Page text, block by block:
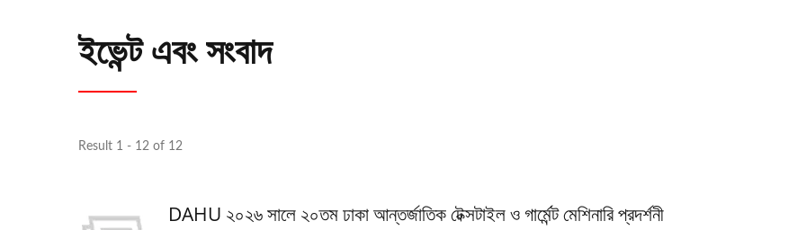
ইভেন্ট এবং সংবাদ
Result 1 - 12 of 12
DAHU ২০২৬ সালে ২০তম ঢাকা আন্তর্জাতিক টেক্সটাইল ও গার্মেন্ট মেশিনারি প্রদর্শনী